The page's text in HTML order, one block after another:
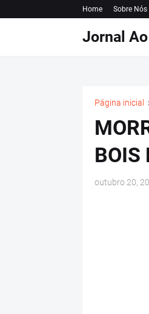
Home Sobre Nós
Jornal
Página inicial
BOIS
outubro 20,